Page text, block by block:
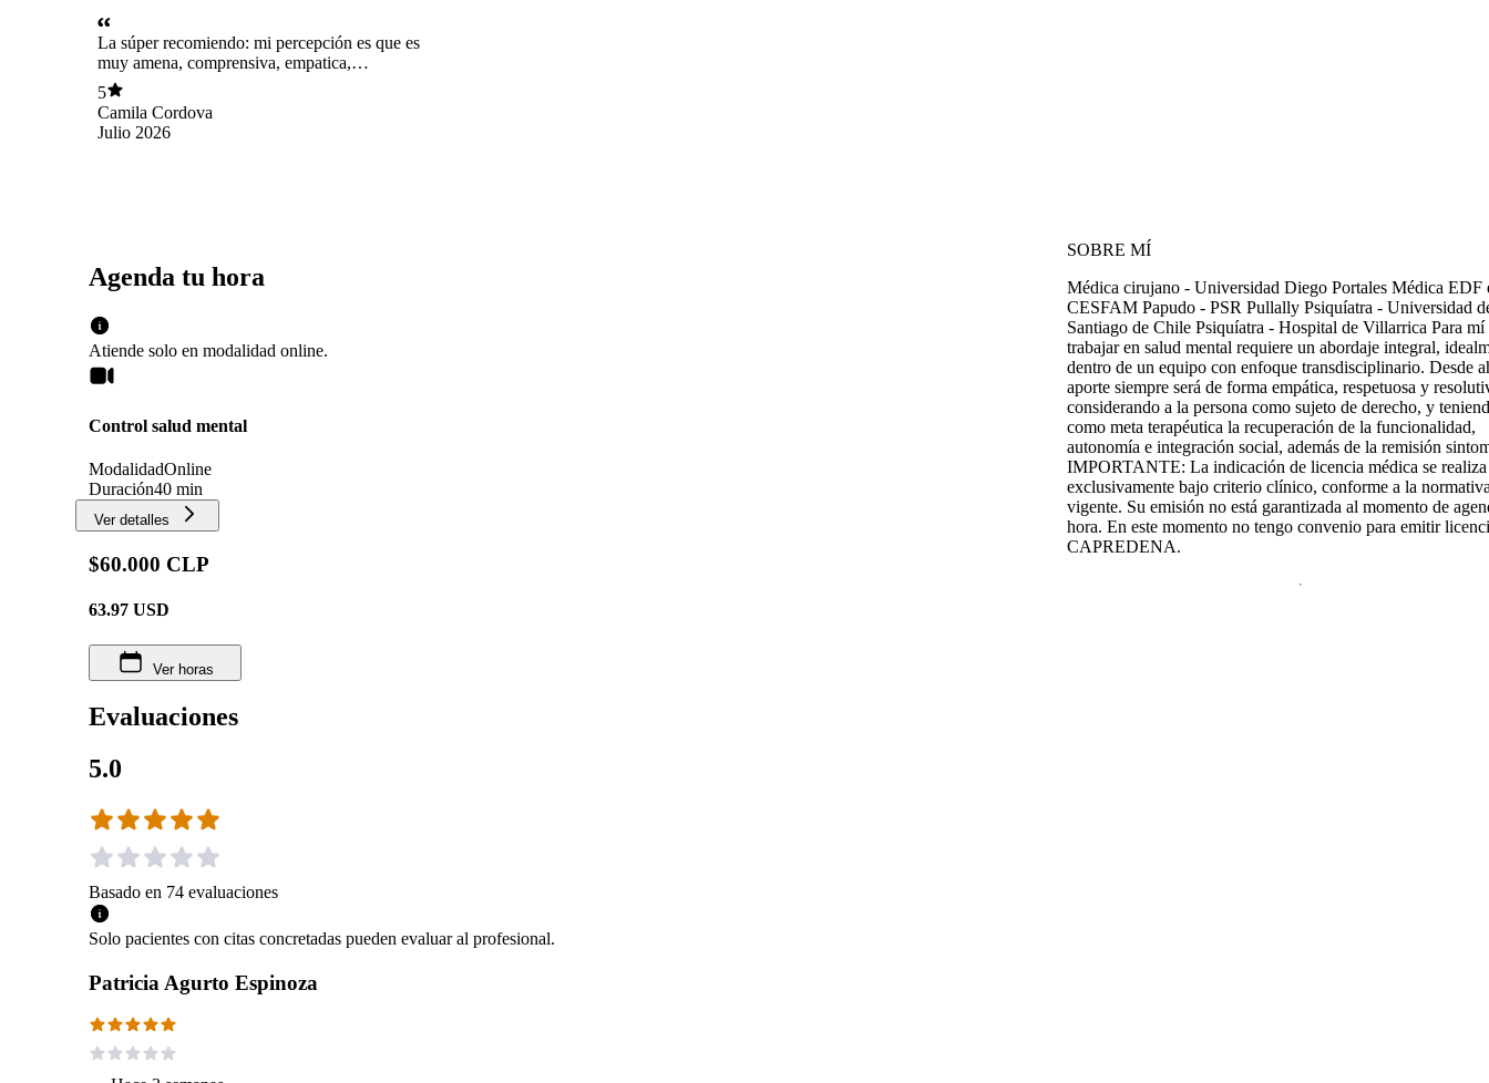
La súper recomiendo: mi percepción es que es
muy amena, comprensiva, empatica,
profesional, te transmite calma, y te da
argumentos, lo cual es muy importante en la
evolución de tu tratamiento.
5
Camila Cordova
Julio 2026
Agenda tu hora
Atiende solo en modalidad online.
Control salud mental
ModalidadOnline
Duración40 min
Ver detalles
$60.000 CLP
63.97 USD
Ver horas
Evaluaciones
5.0
Basado en 74 evaluaciones
Solo pacientes con citas concretadas pueden evaluar al profesional.
Patricia Agurto Espinoza
SOBRE MÍ
Médica cirujano - Universidad Diego Portales Médica EDF
CESFAM Papudo - PSR Pullally Psiquíatra - Universidad
Santiago de Chile Psiquíatra - Hospital de Villarrica Para mí
trabajar en salud mental requiere un abordaje integral,
dentro de un equipo con enfoque transdisciplinario. Desde
aporte siempre será de forma empática, respetuosa y
considerando a la persona como sujeto de derecho, y
como meta terapéutica la recuperación de la funcionalidad,
autonomía e integración social, además de la remisión
IMPORTANTE: La indicación de licencia médica se realiza
exclusivamente bajo criterio clínico, conforme a la
vigente. Su emisión no está garantizada al momento de
hora. En este momento no tengo convenio para emitir
CAPREDENA.